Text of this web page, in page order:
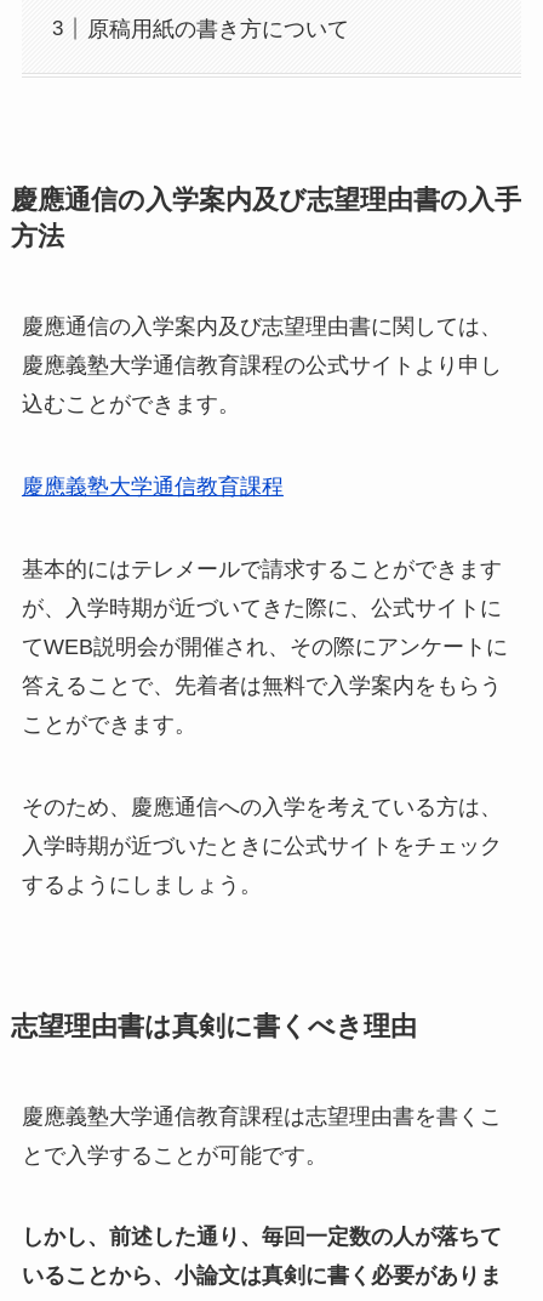
原稿用紙の書き方について
慶應通信の入学案内及び志望理由書の入手
方法
慶應通信の入学案内及び志望理由書に関しては、
慶應義塾大学通信教育課程の公式サイトより申し
込むことができます。
慶應義塾大学通信教育課程
基本的にはテレメールで請求することができます
が、入学時期が近づいてきた際に、公式サイトに
てWEB説明会が開催され、その際にアンケートに
答えることで、先着者は無料で入学案内をもらう
ことができます。
そのため、慶應通信への入学を考えている方は、
入学時期が近づいたときに公式サイトをチェック
するようにしましょう。
志望理由書は真剣に書くべき理由
慶應義塾大学通信教育課程は志望理由書を書くこ
とで入学することが可能です。
しかし、前述した通り、毎回一定数の人が落ちて
いることから、小論文は真剣に書く必要がありま